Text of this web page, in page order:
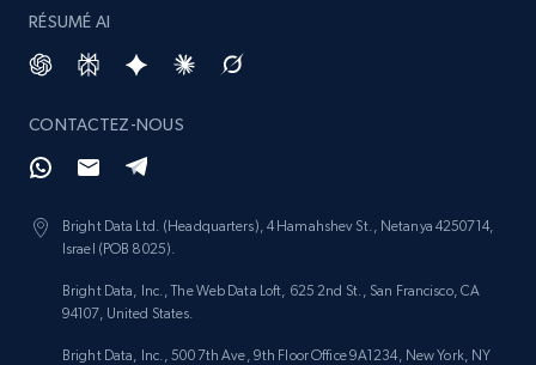
RÉSUMÉ AI
CONTACTEZ-NOUS
Bright Data Ltd. (Headquarters), 4 Hamahshev St., Netanya 4250714,
Israel (POB 8025).
Bright Data, Inc., The Web Data Loft, 625 2nd St., San Francisco, CA
94107, United States.
Bright Data, Inc., 500 7th Ave, 9th Floor Office 9A1234, New York, NY